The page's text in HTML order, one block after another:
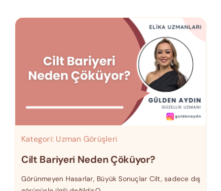
Kategori: Uzman Görüşleri
Cilt Bariyeri Neden Çöküyor?
Görünmeyen Hasarlar, Büyük Sonuçlar Cilt, sadece dış